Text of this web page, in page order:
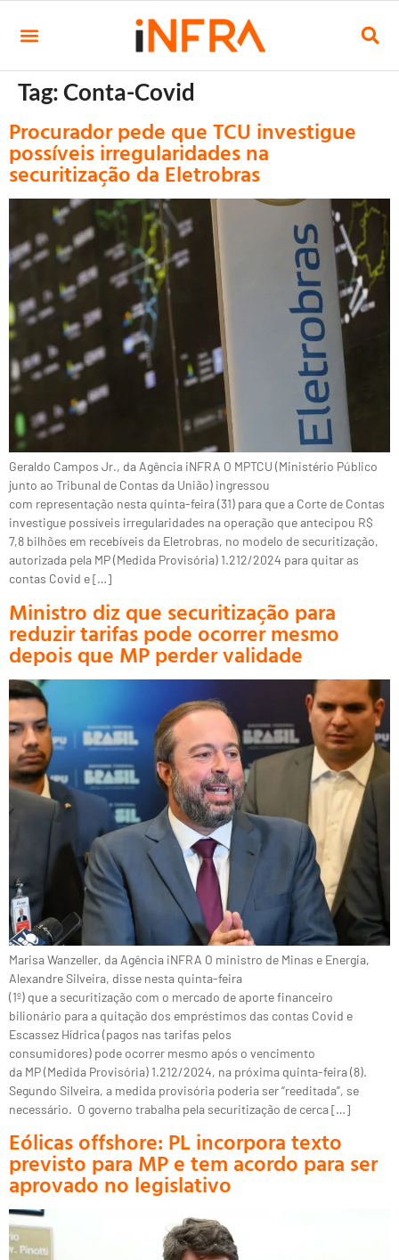
Tag:Conta-Covid
Procurador pede que TCU investigue
possíveis irregularidades na
securitização da Eletrobras
Geraldo Campos Jr., da Agência iNFRA O MPTCU (Ministério Público
junto ao Tribunal de Contas da União) ingressou
com representação nesta quinta-feira (31) para que a Corte de Contas
investigue possíveis irregularidades na operação que antecipou R$
7,8 bilhões em recebíveis da Eletrobras, no modelo de securitização,
autorizada pela MP (Medida Provisória) 1.212/2024 para quitar as
contas Covid e […]
Ministro diz que securitização para
reduzir tarifas pode ocorrer mesmo
depois que MP perder validade
Marisa Wanzeller, da Agência iNFRA O ministro de Minas e Energia,
Alexandre Silveira, disse nesta quinta-feira
(1º) que a securitização com o mercado de aporte financeiro
bilionário para a quitação dos empréstimos das contas Covid e
Escassez Hídrica (pagos nas tarifas pelos
consumidores) pode ocorrer mesmo após o vencimento
da MP (Medida Provisória) 1.212/2024, na próxima quinta-feira (8).
Segundo Silveira, a medida provisória poderia ser “reeditada”, se
necessário. O governo trabalha pela securitização de cerca […]
Eólicas offshore: PL incorpora texto
previsto para MP e tem acordo para ser
aprovado no legislativo